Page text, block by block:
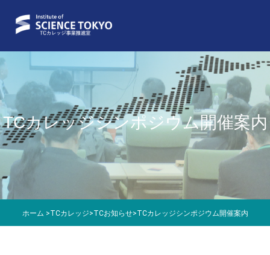
ホーム >TCカレッジ>TCお知らせ>TCカレッジシンポジウム開催案内
TCカレッジシンポジウム開催案内